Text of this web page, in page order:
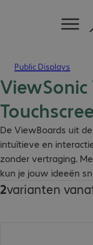
Public Displays
De ViewBoards uit
intuïtieve en
zonder vertraging.
kun je jouw ideeën
2varianten